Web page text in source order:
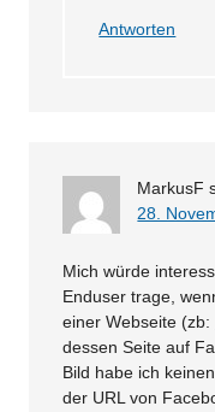
Antworten
MarkusF
28.
Mich würde
Enduser trage,
einer Webseite (zb:
dessen Seite auf
Bild habe ich
der URL von